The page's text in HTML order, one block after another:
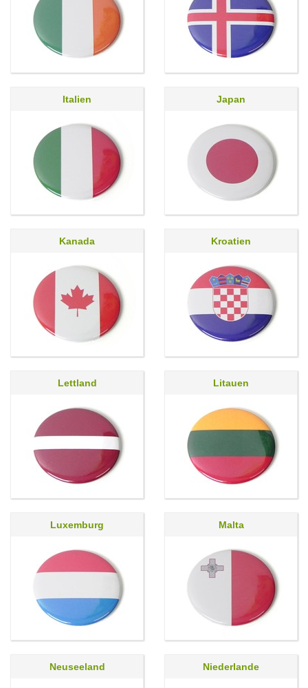
Italien Japan
Kanada Kroatien
Lettland Litauen
Luxemburg Malta
Neuseeland Niederlande